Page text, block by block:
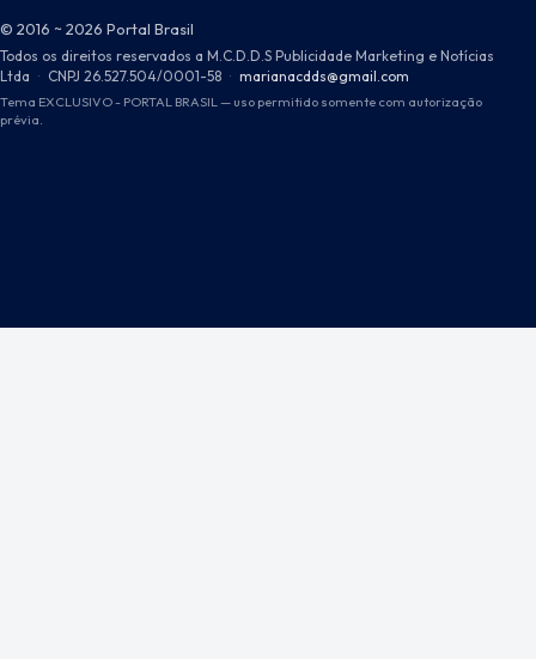
© 2016 ~ 2026 Portal Brasil
Todos os direitos reservados a M.C.D.D.S Publicidade Marketing e Notícias
Ltda · CNPJ 26.527.504/0001-58 · marianacdds@gmail.com
Tema EXCLUSIVO - PORTAL BRASIL — uso permitido somente com autorização
prévia.